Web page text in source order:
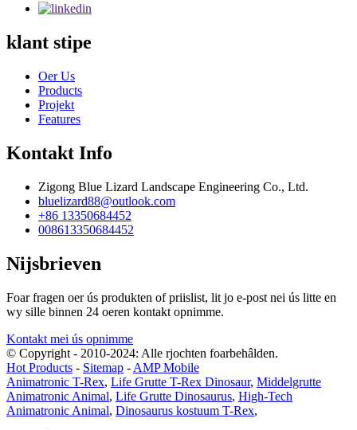
klant stipe
Oer Us
Products
Projekt
Features
Kontakt Info
Zigong Blue Lizard Landscape Engineering Co., Ltd.
bluelizard88@outlook.com
+86 13350684452
008613350684452
Nijsbrieven
Foar fragen oer ús produkten of priislist, lit jo e-post nei ús litte en
wy sille binnen 24 oeren kontakt opnimme.
Kontakt mei ús opnimme
© Copyright - 2010-2024: Alle rjochten foarbehâlden.
Hot Products - Sitemap - AMP Mobile
Animatronic T-Rex, Life Grutte T-Rex Dinosaur, Middelgrutte
Animatronic Animal, Life Grutte Dinosaurus, High-Tech
Animatronic Animal, Dinosaurus kostuum T-Rex,